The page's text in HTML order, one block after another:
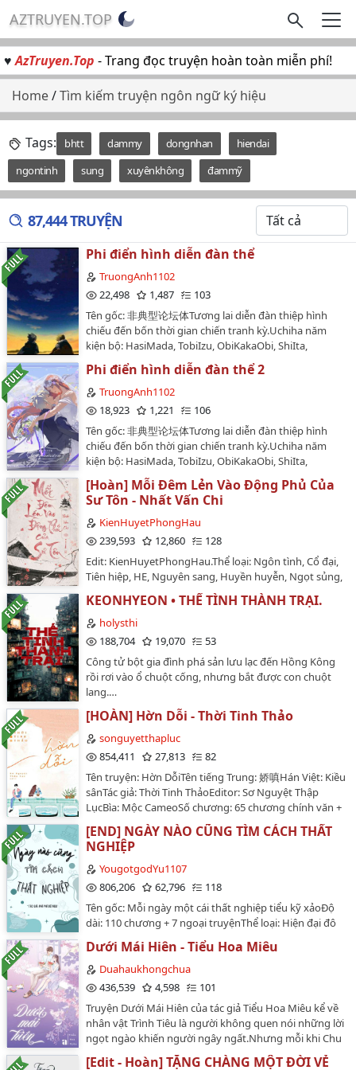
AZTRUYEN.TOP
♥AzTruyen.Top - Trang đọc truyện hoàn toàn miễn phí!
Home/Tìm kiếm truyện ngôn ngữ ký hiệu
Tags: bhtt dammy dongnhan
hiendai
ngontinh
sung xuyênkhông đammỹ
87,444 TRUYỆN
Phi điển hình diễn đàn thể
TruongAnh1102
22,498
1,487
103
Tên gốc: 非典型论坛体Tương lai diễn đàn thiệp hình
chiếu đến bốn thời gian chiến tranh kỳ.Uchiha năm
kiện bộ: HasiMada, TobiIzu, ObiKakaObi, ShiIta,
NaruSasu.Đại lượng tư thiết: Âm dương độn nhưng
sinh con, song song thời không chờ.OOC báo động
trước.Hậu kỳ sẽ hắc Boruto truyền, hắc Boruto truyền
Hinata.Phiên ngoại cập trứng màu đề cập Boruto
bên nhau HE.Tác giả: Đường Nhị Bạch (唐二白)Nguồn:
tangerbai12 (lofter)…
Phi điển hình diễn đàn thể 2
TruongAnh1102
18,923
1,221
106
Tên gốc: 非典型论坛体Tương lai diễn đàn thiệp hình
chiếu đến bốn thời gian chiến tranh kỳ.Uchiha năm
kiện bộ: HasiMada, TobiIzu, ObiKakaObi, ShiIta,
NaruSasu.Đại lượng tư thiết: Âm dương độn nhưng
sinh con, song song thời không chờ.OOC báo động
trước.Hậu kỳ sẽ hắc Boruto truyền, hắc Boruto truyền
Hinata.Phiên ngoại cập trứng màu đề cập Boruto
truyền bộ phận, Naruto Sasuke đều sẽ ly hôn sau ở
tangerbai12 (lofter)…
[Hoàn] Mỗi Đêm Lẻn Vào Động Phủ Của
Sư Tôn - Nhất Vấn Chi
KienHuyetPhongHau
239,593
12,860
128
Edit: KienHuyetPhongHau.Thể loại: Ngôn tình, Cổ đại,
Tiên hiệp, HE, Nguyên sang, Huyền huyễn, Ngọt sủng,
Xuyên thư, Hài hước.Tình trạng raw: 110 Chương
[Hoàn]Số chương: 110 chương + Ngoại truyệnVăn án :
Ở đây không đủ để giới thiệu, mn vô trong đọc cho
đầy đủ nha(⌒0⌒)／~~…
KEONHYEON • THẾ TÌNH THÀNH TRẠI.
holysthi
188,704
19,070
53
Công tử bột gia đình phá sản lưu lạc đến Hồng Kông
rồi rơi vào ổ chuột cống, nhưng bắt được con chuột
lang.…
[HOÀN] Hờn Dỗi - Thời Tinh Thảo
songuyetthapluc
854,411
27,813
82
Tên truyện: Hờn DỗiTên tiếng Trung: 娇嗔Hán Việt: Kiều
sânTác giả: Thời Tinh ThảoEditor: Sơ Nguyệt Thập
LụcBìa: Mộc CameoSố chương: 65 chương chính văn +
17 chương ngoại truyệnThể loại: Nguyên sang, Ngôn
tình, Hiện đại , HE , Tình cảm , Ngọt sủng , Hào môn
thế giaVĂN ÁN:Phó Ngôn Trí có tiếng lạnh lùng trong
bệnh viện số 1, cao lãnh cấm dục, giống như tuyết
trắng trên núi cao, không ai có thể lay động.Một ngày
mặc sườn xám thường xuyên lui tới, người đẹp dáng
người quyến rũ, môi hồng da trắng.Lúc đầu, các đồng
nghiệp nhao nhao đặt cược, không quá một tháng, cô
khoa bọn họ nửa bước.Một tháng sau, cô vẫn còn ở
đó.Ba tháng sau, có đồng nghiệp thật sự nhìn thấy cô
kề tai nói nhỏ với bác sĩ Phó.Đợi đến khi đi ra, sau tai
bác sĩ Phó dính son môi đỏ tươi, ái muội không
thôi.Một năm sau, cô đăng ký kết hôn với bác sĩ Phó.---
-- Khi Quý Thanh Ảnh theo đuổi Phó Ngôn Trí, cô thích
nhất việc dùng các loại lời âu yếm trêu ghẹo anh, nhìn
[END] NGÀY NÀO CŨNG TÌM CÁCH THẤT
NGHIỆP
YougotgodYu1107
806,206
62,796
118
Tên gốc: Mỗi ngày một cái thất nghiệp tiểu kỹ xảoĐộ
dài: 110 chương + 7 ngoại truyệnThể loại: Hiện đại đô
thị, xuyên sách, ngọt ngào, đời sống công sở, thương
trường, chủ thụ, HENhân vật chính: Tổng giám đốc tài
giỏi yêu vợ Chử Duật (công) x Thực tập sinh ghét đi
làm thương chồng Trì Tích Đình (thụ)Tóm tắt: Ngày
mỏi, lương thì thấp công việc thì bấp bênh, lắm lúc chỉ
muốn đốt công ty luôn cho rồi. Thế nhưng cuộc sống
không chỉ có một con đường duy nhất mà luôn mở ra
cho ta những cánh đồng bao la rộng lớn, để ta thỏa
Dưới Mái Hiên - Tiểu Hoa Miêu
Duahaukhongchua
436,539
4,598
101
Truyện Dưới Mái Hiên của tác giả Tiểu Hoa Miêu kể về
nhân vật Trình Tiêu là người không quen nói những lời
ngọt ngào khiến người ngây ngất.Nhưng mỗi khi Chu
Thanh Dao ở bên cạnh, ôm lấy anh, anh chỉ đành bất
[Edit - Hoàn] TẶNG CHÀNG MỘT ĐỜI VẺ